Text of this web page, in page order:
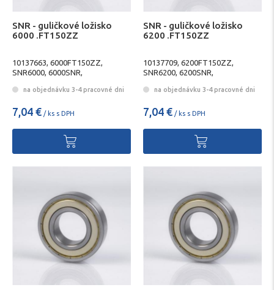
SNR - guličkové ložisko
6000 .FT150ZZ
10137663, 6000FT150ZZ,
SNR6000, 6000SNR,
na objednávku 3-4 pracovné dni
7,04 € / ks s DPH
SNR - guličkové ložisko
6200 .FT150ZZ
10137709, 6200FT150ZZ,
SNR6200, 6200SNR,
na objednávku 3-4 pracovné dni
7,04 € / ks s DPH